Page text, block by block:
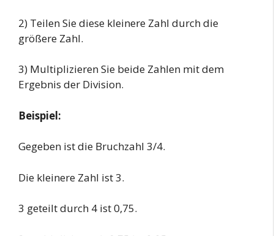
2) Teilen Sie diese kleinere Zahl durch die
größere Zahl.
3) Multiplizieren Sie beide Zahlen mit dem
Ergebnis der Division.
Beispiel:
Gegeben ist die Bruchzahl 3/4.
Die kleinere Zahl ist 3.
3 geteilt durch 4 ist 0,75.